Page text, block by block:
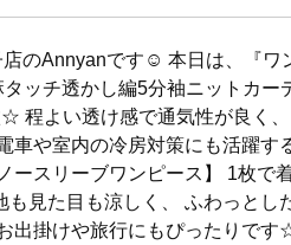
店のAnnyanです☺︎ 本日は、『ワ
タッチ透かし編5分袖ニットカー
☆ 程よい透け感で通気性が良く
車や室内の冷房対策にも活躍す
ースリーブワンピース】 1枚で
も見た目も涼しく、 ふわっとし
出掛けや旅行にもぴったりで